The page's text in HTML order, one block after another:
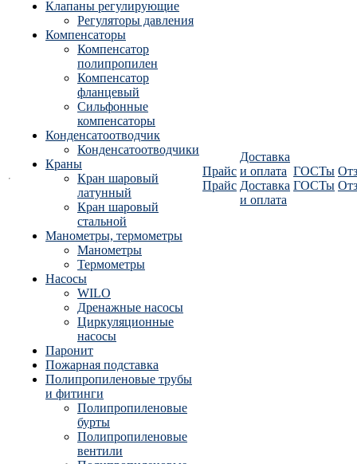
Клапаны регулирующие
Регуляторы давления
Компенсаторы
Компенсатор
полипропилен
Компенсатор
фланцевый
Сильфонные
компенсаторы
Конденсатоотводчик
Конденсатоотводчики
Краны
Кран шаровый
латунный
Кран шаровый
стальной
Манометры, термометры
Манометры
Термометры
Насосы
WILO
Дренажные насосы
Циркуляционные
насосы
Паронит
Пожарная подставка
Полипропиленовые трубы
и фитинги
Полипропиленовые
бурты
Полипропиленовые
вентили
Прайс
Прайс
Доставка
и оплата
Доставка
и оплата
ГОСТы
ГОСТы